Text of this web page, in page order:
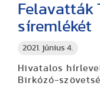
2021. június 4.
Felavatták
síremlékét
Hivatalos
Birkózó-